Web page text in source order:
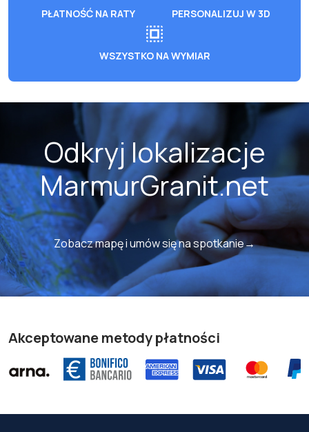
PŁATNOŚĆ NA RATY PERSONALIZUJ W 3D
WSZYSTKO NA WYMIAR
Odkryj lokalizacje
MarmurGranit.net
Zobacz mapę i umów się na spotkanie→
Akceptowane metody płatności